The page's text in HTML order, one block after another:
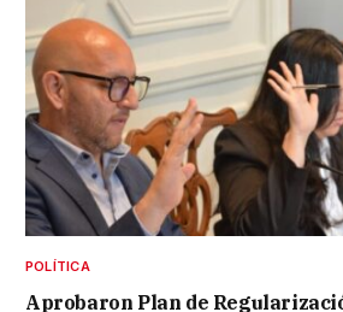
POLÍTICA
Aprobaron Plan de